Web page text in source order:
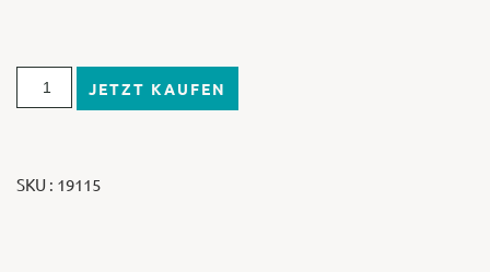
JETZT KAUFEN
SKU : 19115